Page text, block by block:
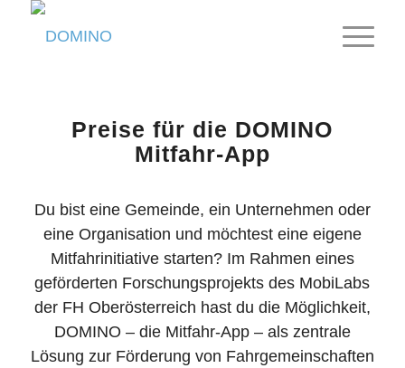
Preise für die DOMINO
Mitfahr-App
Du bist eine Gemeinde, ein Unternehmen oder
eine Organisation und möchtest eine eigene
Mitfahrinitiative starten? Im Rahmen eines
geförderten Forschungsprojekts des MobiLabs
der FH Oberösterreich hast du die Möglichkeit,
DOMINO – die Mitfahr-App – als zentrale
Lösung zur Förderung von Fahrgemeinschaften